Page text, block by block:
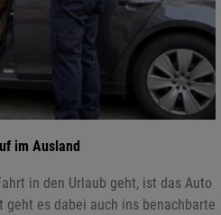
im Ausland
in den Urlaub geht, ist das Auto
geht es dabei auch ins benachbarte